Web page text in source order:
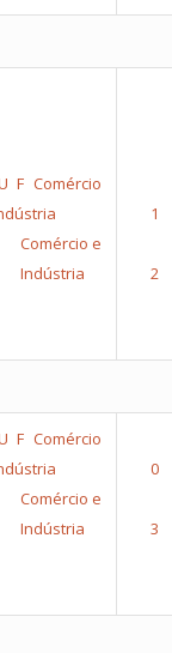
Comércio e
Indústria
Comércio e
Indústria